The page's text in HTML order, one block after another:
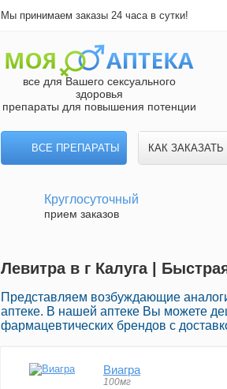
Мы принимаем заказы 24 часа в сутки!
все для Вашего сексуального
здоровья
препараты для повышения потенции
ВСЕ ПРЕПАРАТЫ КАК ЗАКАЗАТЬ
Круглосуточный
прием заказов
Левитра в г Калуга |
Представляем возбуждающие
аптеке. В нашей аптеке Вы можете
фармацевтических брендов с
Виагра
100мг